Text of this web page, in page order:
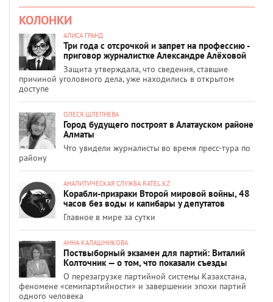
КОЛОНКИ
АЛИСА ГРАНД
Три года с отсрочкой и запрет на профессию -
приговор журналистке Александре Алёховой
Защита утверждала, что сведения, ставшие
причиной уголовного дела, уже находились в открытом
доступе
ОЛЕСЯ ШЛЕПНЕВА
Город будущего построят в Алатауском районе
Алматы
Что увидели журналисты во время пресс-тура по
району
АНАЛИТИЧЕСКАЯ СЛУЖБА RATEL.KZ
Корабли-призраки Второй мировой войны, 48
часов без воды и капибары у депутатов
Главное в мире за сутки
АННА КАЛАШНИКОВА
Поствыборный экзамен для партий: Виталий
Колточник — о том, что показали съезды
О перезагрузке партийной системы Казахстана,
феномене «семипартийности» и завершении эпохи партий
одного человека